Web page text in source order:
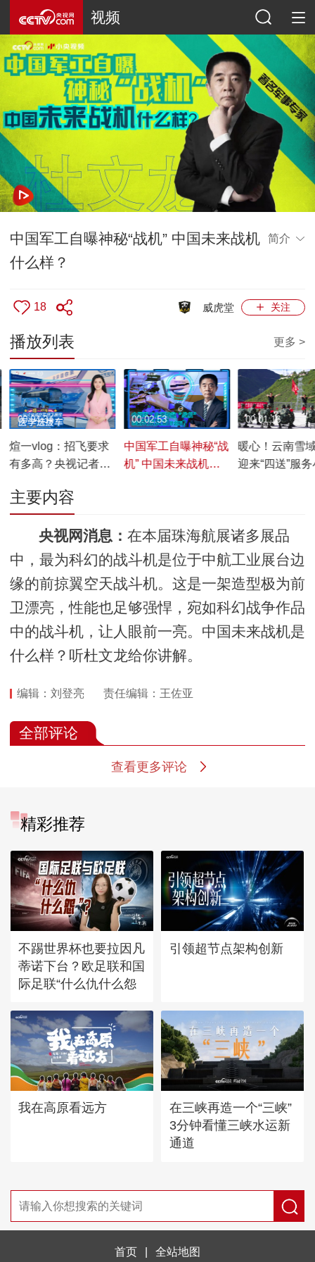
视频
中国军工自曝神秘“战机” 中国未来战机
什么样？
简介
18 关注
威虎堂
播放列表 更多 >
煊一vlog：招飞要求
有多高？央视记者体
能车
00:04:34
中国军工自曝神秘“战
机” 中国未来战机什
00:02:53
暖心！云南雪
迎来“四送”服
00:01:16
主要内容
央视网消息： 在本届珠海航展诸多展品
中，最为科幻的战斗机是位于中航工业展台边
缘的前掠翼空天战斗机。这是一架造型极为前
卫漂亮，性能也足够强悍，宛如科幻战争作品
中的战斗机，让人眼前一亮。中国未来战机是
什么样？听杜文龙给你讲解。
编辑：刘登亮 责任编辑：王佐亚
全部评论
查看更多评论
精彩推荐
不踢世界杯也要拉因凡
蒂诺下台？欧足联和国
际足联“什么仇什么怨
引领超节点架构创新
我在高原看远方
在三峡再造一个“三峡”
3分钟看懂三峡水运新
通道
首页 全站地图